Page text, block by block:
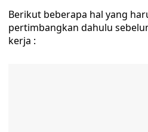
Berikut beberapa hal yang
pertimbangkan dahulu
kerja :